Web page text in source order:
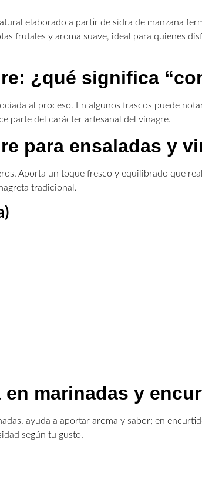
elaborado a partir de sidra de manzana
frutales y aroma suave, ideal para quienes
¿qué significa
al proceso. En algunos frascos puede
parte del carácter artesanal del vinagre.
para ensaladas y
Aporta un toque fresco y equilibrado que
tradicional.
marinadas y
ayuda a aportar aroma y sabor; en
según tu gusto.